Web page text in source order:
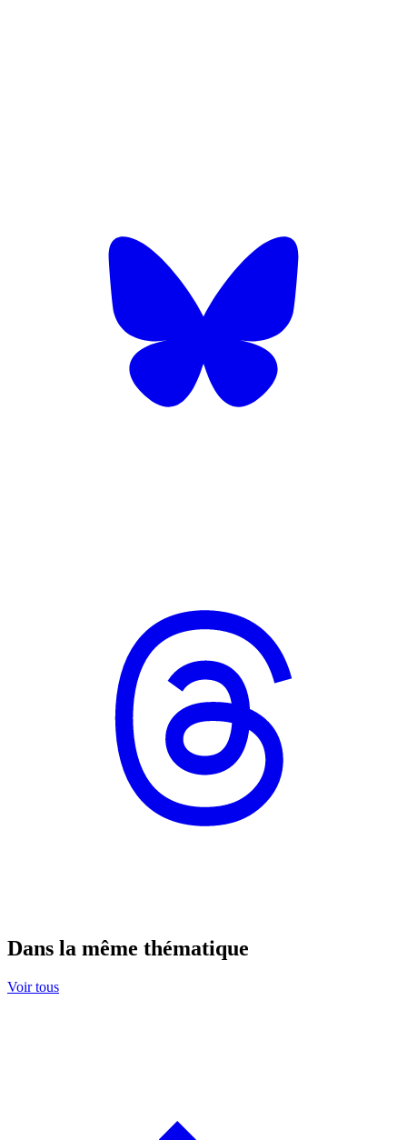
Dans la même thématique
Voir tous